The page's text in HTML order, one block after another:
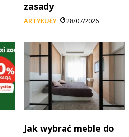
zasady
ARTYKUŁY 28/07/2026
Jak wybrać meble do